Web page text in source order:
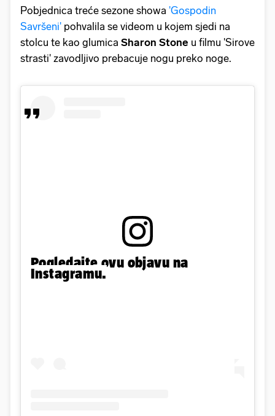
Pobjednica treće sezone showa 'Gospodin
Savršeni' pohvalila se videom u kojem sjedi na
stolcu te kao glumica Sharon Stone u filmu 'Sirove
strasti' zavodljivo prebacuje nogu preko noge.
Pogledajte ovu objavu na
Instagramu.